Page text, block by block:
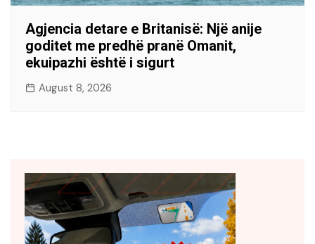
Agjencia detare e Britanisë: Një anije
goditet me predhë pranë Omanit,
ekuipazhi është i sigurt
August 8, 2026